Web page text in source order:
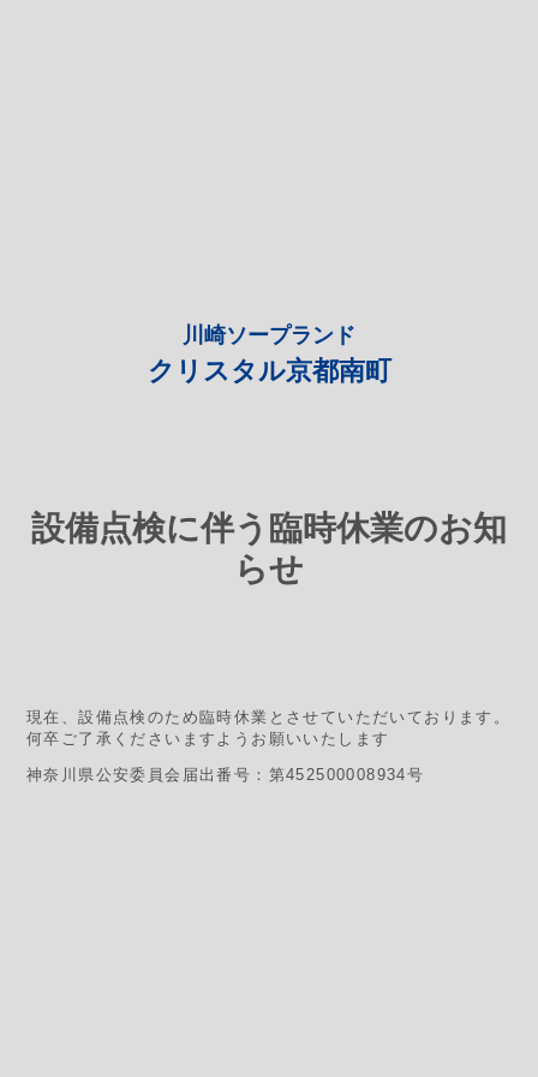
川崎ソープランド
クリスタル京都南町
設備点検に伴う臨時休業のお知
らせ
現在、設備点検のため臨時休業とさせていただいております。
何卒ご了承くださいますようお願いいたします
神奈川県公安委員会届出番号：第452500008934号